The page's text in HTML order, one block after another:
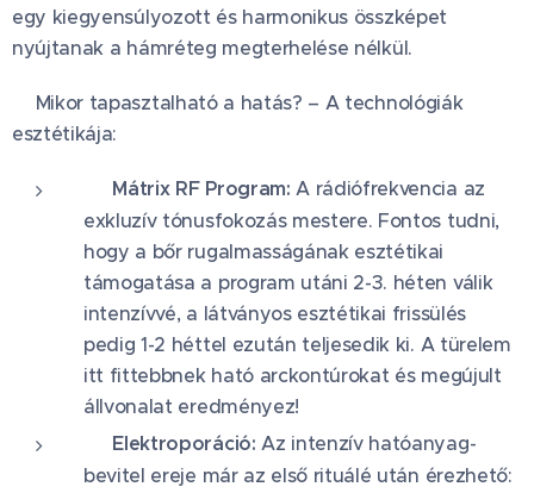
egy kiegyensúlyozott és harmonikus összképet
nyújtanak a hámréteg megterhelése nélkül.
✨Mikor tapasztalható a hatás? – A technológiák
esztétikája:
⚡ Mátrix RF Program: A rádiófrekvencia az
exkluzív tónusfokozás mestere. Fontos tudni,
hogy a bőr rugalmasságának esztétikai
támogatása a program utáni 2-3. héten válik
intenzívvé, a látványos esztétikai frissülés
pedig 1-2 héttel ezután teljesedik ki. A türelem
itt fittebbnek ható arckontúrokat és megújult
állvonalat eredményez!
🧬 Elektroporáció: Az intenzív hatóanyag-
bevitel ereje már az első rituálé után érezhető: